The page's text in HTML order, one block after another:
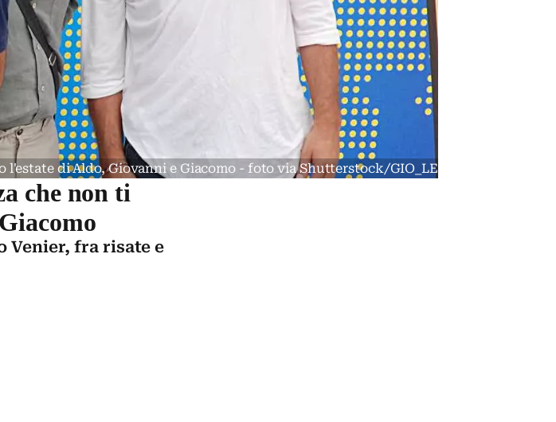
l'estate di Aldo, Giovanni e Giacomo - foto via Shutterstock/GIO_LE
che non ti
Venier, fra risate e